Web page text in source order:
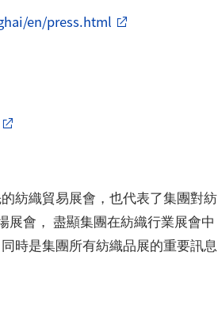
en/press.html
紡織貿易展會，也代表了集團對紡
展會， 盡顯集團在紡織行業展會中
時是集團所有紡織品展的重要訊息